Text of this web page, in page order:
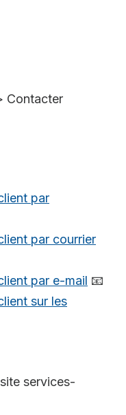
Contacter
par
par courrier
par e-mail 📧
sur les
services-